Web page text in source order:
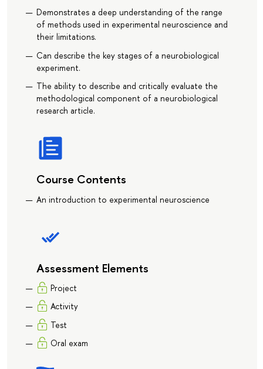
Demonstrates a deep understanding of the range
of methods used in experimental neuroscience and
their limitations.
Can describe the key stages of a neurobiological
experiment.
The ability to describe and critically evaluate the
methodological component of a neurobiological
research article.
Course Contents
An introduction to experimental neuroscience
Assessment Elements
Project
Activity
Test
Oral exam